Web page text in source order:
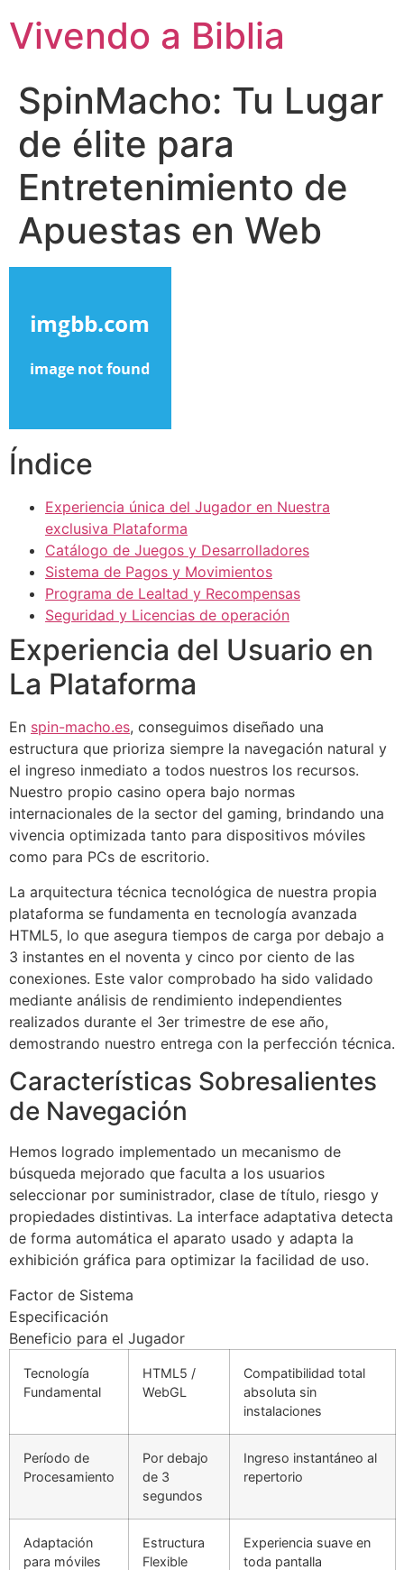
Vivendo a Biblia
SpinMacho: Tu Lugar
de élite para
Entretenimiento de
Apuestas en Web
Índice
Experiencia única del Jugador en Nuestra
exclusiva Plataforma
Catálogo de Juegos y Desarrolladores
Sistema de Pagos y Movimientos
Programa de Lealtad y Recompensas
Seguridad y Licencias de operación
Experiencia del Usuario en
La Plataforma
En spin-macho.es, conseguimos diseñado una
estructura que prioriza siempre la navegación natural y
el ingreso inmediato a todos nuestros los recursos.
Nuestro propio casino opera bajo normas
internacionales de la sector del gaming, brindando una
vivencia optimizada tanto para dispositivos móviles
como para PCs de escritorio.
La arquitectura técnica tecnológica de nuestra propia
plataforma se fundamenta en tecnología avanzada
HTML5, lo que asegura tiempos de carga por debajo a
3 instantes en el noventa y cinco por ciento de las
conexiones. Este valor comprobado ha sido validado
mediante análisis de rendimiento independientes
realizados durante el 3er trimestre de ese año,
demostrando nuestro entrega con la perfección técnica.
Características Sobresalientes
de Navegación
Hemos logrado implementado un mecanismo de
búsqueda mejorado que faculta a los usuarios
seleccionar por suministrador, clase de título, riesgo y
propiedades distintivas. La interface adaptativa detecta
de forma automática el aparato usado y adapta la
exhibición gráfica para optimizar la facilidad de uso.
Factor de Sistema
Especificación
Beneficio para el Jugador
Tecnología
Fundamental
HTML5 /
WebGL
Compatibilidad total
absoluta sin
instalaciones
Período de
Procesamiento
Por debajo
de 3
segundos
Ingreso instantáneo al
repertorio
Adaptación
para móviles
Estructura
Flexible
Experiencia suave en
toda pantalla